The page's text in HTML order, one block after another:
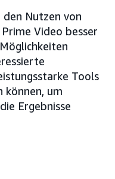
Nutzen von
Video besser
Tools
können, um
Ergebnisse